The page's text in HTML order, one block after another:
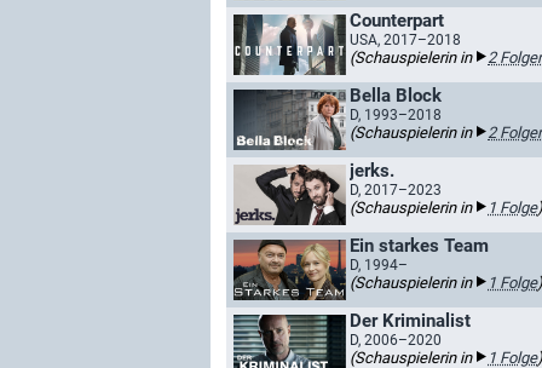
Counterpart
USA, 2017–2018
(Schauspielerin in 2
Bella Block
D, 1993–2018
(Schauspielerin in 2
jerks.
D, 2017–2023
(Schauspielerin in 1 Folge)
Ein starkes Team
D, 1994–
(Schauspielerin in 1 Folge)
Der Kriminalist
D, 2006–2020
(Schauspielerin in 1 Folge)